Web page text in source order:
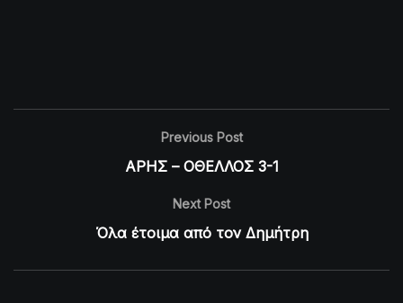
Previous Post
ΑΡΗΣ – ΟΘΕΛΛΟΣ 3-1
Next Post
Όλα έτοιμα από τον Δημήτρη